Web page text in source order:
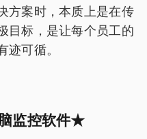
方案时，本质上是在传
目标，是让每个员工的
迹可循。
监控软件★